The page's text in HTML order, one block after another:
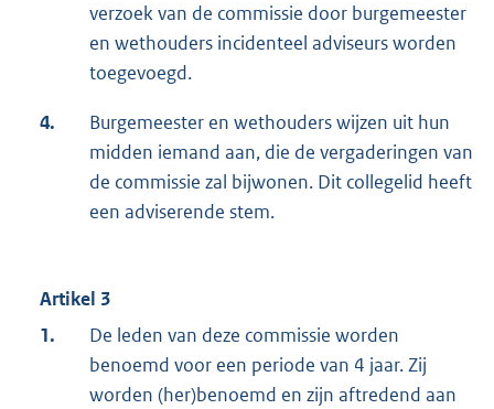
verzoek van de commissie door burgemeester
en wethouders incidenteel adviseurs worden
toegevoegd.
4.
Burgemeester en wethouders wijzen uit hun
midden iemand aan, die de vergaderingen van
de commissie zal bijwonen. Dit collegelid heeft
een adviserende stem.
Artikel 3
1.
De leden van deze commissie worden
benoemd voor een periode van 4 jaar. Zij
worden (her)benoemd en zijn aftredend aan